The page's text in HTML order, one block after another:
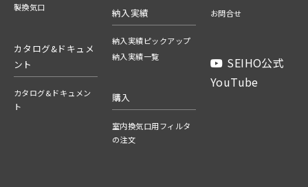
製換気口
カタログ&ドキュメ
ント
カタログ&ドキュメン
ト
納入実績
納入実績ピックアップ
納入実績一覧
購入
室内換気口用フィルタ
の注文
お問合せ
SEIHO公式
YouTube